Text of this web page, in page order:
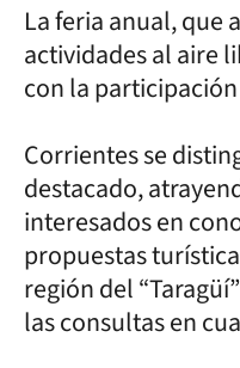
La feria anual, que
actividades al aire
con la
Corrientes se
destacado,
interesados en
propuestas
región del
las consultas en